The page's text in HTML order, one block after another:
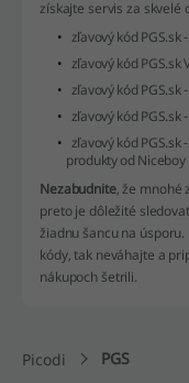
získajte servis za skvelé
zľavový kód PGS.sk
zľavový kód PGS.sk
zľavový kód PGS.sk
zľavový kód PGS.sk
zľavový kód
produkty od Niceboy
Nezabudnite, že mnohé
preto je dôležité
žiadnu šancu na
kódy, tak neváhajte a
nákupoch šetrili.
Picodi PGS